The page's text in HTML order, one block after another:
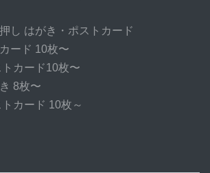
し はがき・ポストカード
ード 10枚〜
カード10枚〜
8枚〜
カード 10枚～